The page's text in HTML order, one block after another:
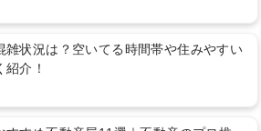
雑状況は？空いてる時間帯や住みやすい
介！